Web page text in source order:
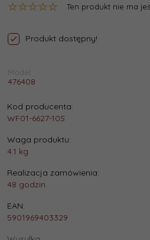
Ten produkt nie ma
Produkt dostępny!
Model:
476408
Kod producenta:
WF01-6627-10S
Waga produktu:
4.1 kg
Realizacja zamówienia:
48 godzin
EAN:
5901969403329